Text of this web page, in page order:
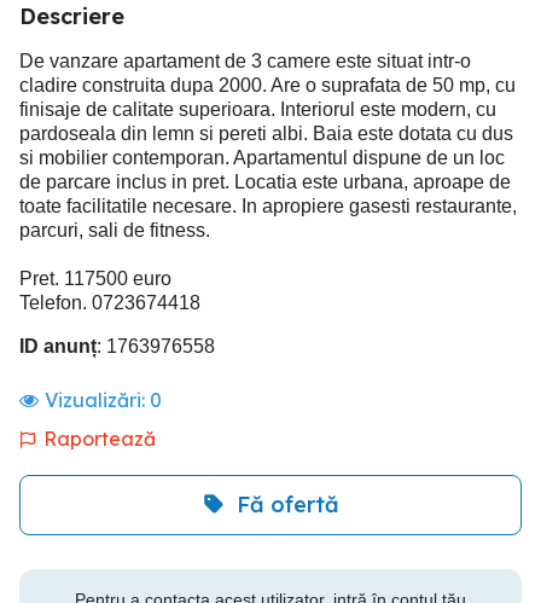
Descriere
De vanzare apartament de 3 camere este situat intr-o
cladire construita dupa 2000. Are o suprafata de 50 mp, cu
finisaje de calitate superioara. Interiorul este modern, cu
pardoseala din lemn si pereti albi. Baia este dotata cu dus
si mobilier contemporan. Apartamentul dispune de un loc
de parcare inclus in pret. Locatia este urbana, aproape de
toate facilitatile necesare. In apropiere gasesti restaurante,
parcuri, sali de fitness.
Pret. 117500 euro
Telefon. 0723674418
ID anunț: 1763976558
Vizualizări: 0
Raportează
Fă ofertă
Pentru a contacta acest utilizator, intră în contul tău